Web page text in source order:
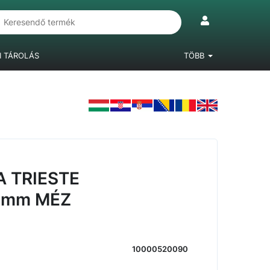
TÁROLÁS
TÖBB
TRIESTE
MÉZ
10000520090